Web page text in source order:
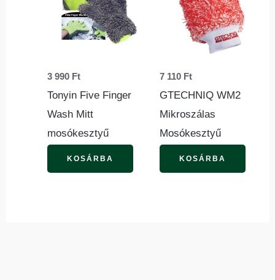
3 990 Ft
Tonyin Five Finger
Wash Mitt
mosókesztyű
KOSÁRBA
7 110 Ft
GTECHNIQ WM2
Mikroszálas
Mosókesztyű
KOSÁRBA